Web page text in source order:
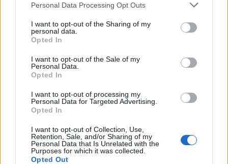
Personal Data Processing Opt Outs
I want to opt-out of the Sharing of my
personal data.
Opted In
I want to opt-out of the Sale of my
Personal Data.
Opted In
I want to opt-out of processing my
Personal Data for Targeted Advertising.
Opted In
I want to opt-out of Collection, Use,
Retention, Sale, and/or Sharing of my
Personal Data that Is Unrelated with the
Purposes for which it was collected.
Opted Out